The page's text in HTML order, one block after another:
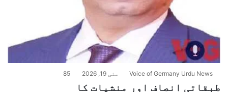
Voice of Germany Urdu News مئی 19, 2026 85
طبقاتی انصاف اور منشیات کا